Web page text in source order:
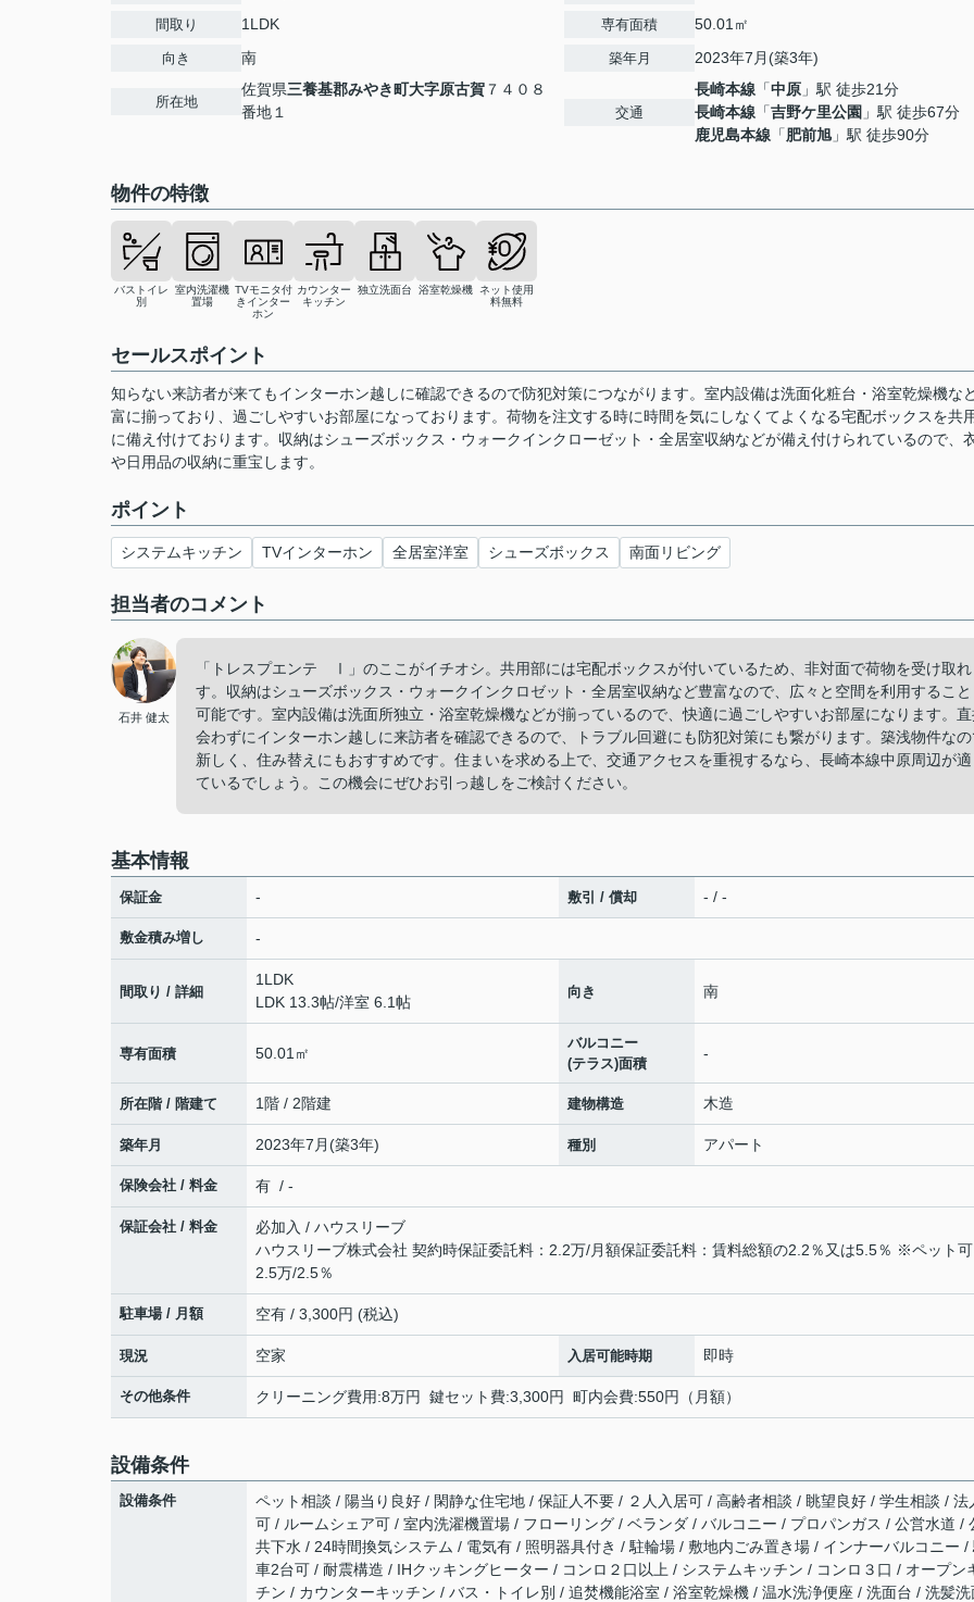
間取り 1LDK
向き 南
所在地
佐賀県三養基郡みやき町大字原古賀 ７４０８
番地１
専有面積 50.01㎡
築年月 2023年7月(築3年)
交通
長崎本線 「中原 」駅 徒歩21分
長崎本線 「吉野ケ里公園 」駅 徒歩67分
鹿児島本線 「肥前旭 」駅 徒歩90分
物件の特徴
バストイレ
別
室内洗濯機
置場
TVモニタ付
きインター
ホン
カウンター
キッチン
独立洗面台 浴室乾燥機 ネット使用
料無料
セールスポイント
知らない来訪者が来てもインターホン越しに確認できるので防犯対策につながります。室内設備は洗面化粧台・浴室乾燥機な
富に揃っており、過ごしやすいお部屋になっております。荷物を注文する時に時間を気にしなくてよくなる宅配ボックスを共
に備え付けております。収納はシューズボックス・ウォークインクローゼット・全居室収納などが備え付けられているので、
や日用品の収納に重宝します。
ポイント
システムキッチン TVインターホン 全居室洋室 シューズボックス 南面リビング
担当者のコメント
石井 健太
「トレスプエンテ Ⅰ」のここがイチオシ。共用部には宅配ボックスが付いているため、非対面で荷物を受け取
す。収納はシューズボックス・ウォークインクロゼット・全居室収納など豊富なので、広々と空間を利用するこ
可能です。室内設備は洗面所独立・浴室乾燥機などが揃っているので、快適に過ごしやすいお部屋になります。
会わずにインターホン越しに来訪者を確認できるので、トラブル回避にも防犯対策にも繋がります。築浅物件な
新しく、住み替えにもおすすめです。住まいを求める上で、交通アクセスを重視するなら、長崎本線中原周辺が
ているでしょう。この機会にぜひお引っ越しをご検討ください。
基本情報
保証金 - 敷引 / 償却 - / -
敷金積み増し -
間取り / 詳細
1LDK
LDK 13.3帖/洋室 6.1帖
向き 南
専有面積 50.01㎡
バルコニー
(テラス)面積
-
所在階 / 階建て 1階 / 2階建 建物構造 木造
築年月 2023年7月(築3年) 種別 アパート
保険会社 / 料金 有 / -
保証会社 / 料金
必加入 / ハウスリーブ
ハウスリーブ株式会社 契約時保証委託料：2.2万/月額保証委託料：賃料総額の2.2％又は5.5％ ※ペット
2.5万/2.5％
駐車場 / 月額 空有 / 3,300円 (税込)
現況 空家 入居可能時期 即時
その他条件 クリーニング費用:8万円 鍵セット費:3,300円 町内会費:550円（月額）
設備条件
設備条件
ペット相談 / 陽当り良好 / 閑静な住宅地 / 保証人不要 / ２人入居可 / 高齢者相談 / 眺望良好 / 学生相談 / 法
可 / ルームシェア可 / 室内洗濯機置場 / フローリング / ベランダ / バルコニー / プロパンガス / 公営水道 /
共下水 / 24時間換気システム / 電気有 / 照明器具付き / 駐輪場 / 敷地内ごみ置き場 / インナーバルコニー /
車2台可 / 耐震構造 / IHクッキングヒーター / コンロ２口以上 / システムキッチン / コンロ３口 / オープン
チン / カウンターキッチン / バス・トイレ別 / 追焚機能浴室 / 浴室乾燥機 / 温水洗浄便座 / 洗面台 / 洗髪洗